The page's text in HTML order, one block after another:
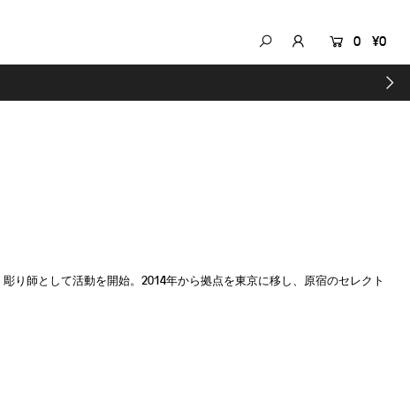
0 ¥0
り師として活動を開始。 2014年から拠点を東京に移し、原宿のセレクト